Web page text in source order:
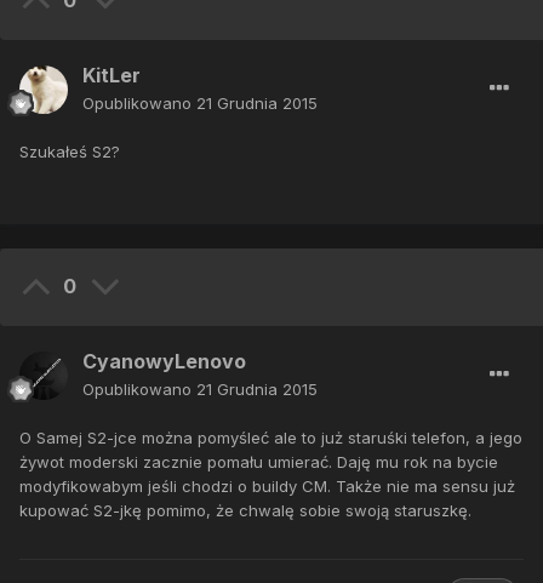
KitLer
Opublikowano 21 Grudnia 2015
Szukałeś S2?
0
CyanowyLenovo
Opublikowano 21 Grudnia 2015
O Samej S2-jce można pomyśleć ale to już staruśki telefon, a jego
żywot moderski zacznie pomału umierać. Daję mu rok na bycie
modyfikowabym jeśli chodzi o buildy CM. Także nie ma sensu już
kupować S2-jkę pomimo, że chwalę sobie swoją staruszkę.